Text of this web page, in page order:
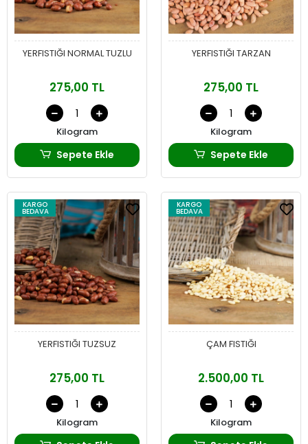
YERFISTIĞI NORMAL TUZLU
275,00 TL
Kilogram
Sepete Ekle
YERFISTIĞI TARZAN
275,00 TL
Kilogram
Sepete Ekle
KARGO
BEDAVA
YERFISTIĞI TUZSUZ
275,00 TL
Kilogram
KARGO
BEDAVA
ÇAM FISTIĞI
2.500,00 TL
Kilogram